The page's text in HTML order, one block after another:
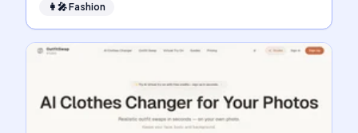
👩‍🎤Fashion